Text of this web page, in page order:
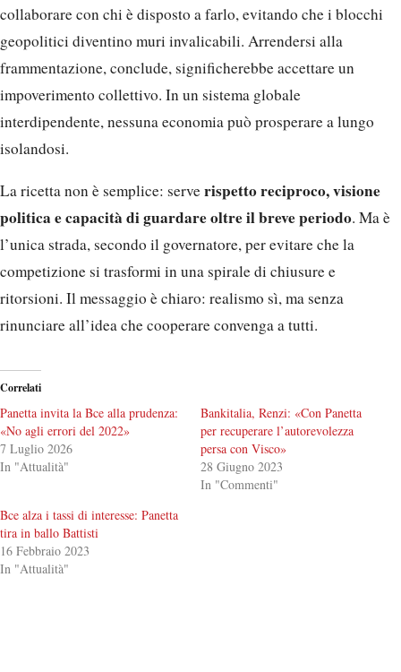
collaborare con chi è disposto a farlo, evitando che i blocchi
geopolitici diventino muri invalicabili. Arrendersi alla
frammentazione, conclude, significherebbe accettare un
impoverimento collettivo. In un sistema globale
interdipendente, nessuna economia può prosperare a lungo
isolandosi.
La ricetta non è semplice: serverispetto reciproco, visione
politica e capacità di guardare oltre il breve periodo. Ma è
l’unica strada, secondo il governatore, per evitare che la
competizione si trasformi in una spirale di chiusure e
ritorsioni. Il messaggio è chiaro: realismo sì, ma senza
rinunciare all’idea che cooperare convenga a tutti.
Correlati
Panetta invita la Bce alla prudenza:
«No agli errori del 2022»
7 Luglio 2026
In "Attualità"
Bankitalia, Renzi: «Con Panetta
per recuperare l’autorevolezza
persa con Visco»
28 Giugno 2023
In "Commenti"
Bce alza i tassi di interesse: Panetta
tira in ballo Battisti
16 Febbraio 2023
In "Attualità"